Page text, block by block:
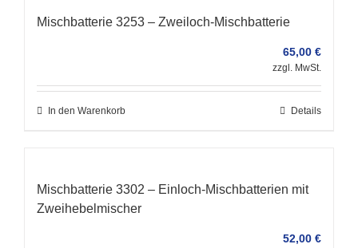
Mischbatterie 3253 – Zweiloch-Mischbatterie
65,00 €
zzgl. MwSt.
In den Warenkorb Details
Mischbatterie 3302 – Einloch-Mischbatterien mit
Zweihebelmischer
52,00 €